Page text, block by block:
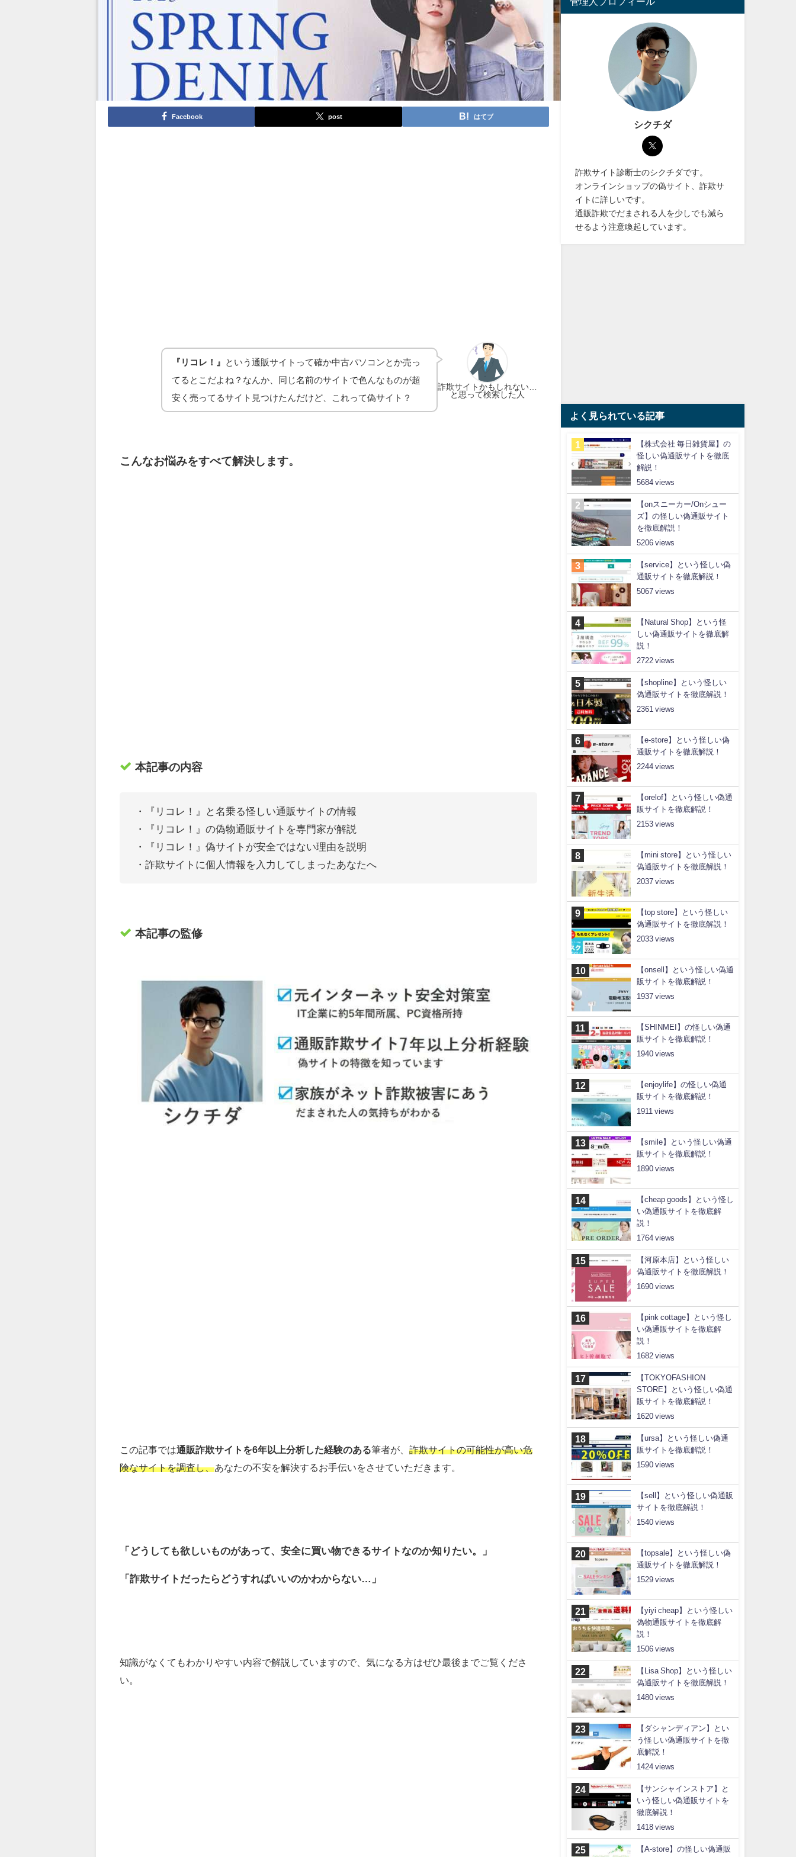
Facebook post はてブ
詐欺サイトかもしれない…
と思って検索した人
『リコレ！』
という通販サイトって確か中古パソコンとか売っ
てるとこだよね？なんか、同じ名前のサイトで色んなものが超
安く売ってるサイト見つけたんだけど、これって偽サイト？
こんなお悩みをすべて解決します。
本記事の内容
・『リコレ！』
と名乗る怪しい通販サイトの情報
・『リコレ！』の偽物通販サイトを専門家が解説
・『リコレ！』偽サイトが安全ではない理由を説明
・詐欺サイトに個人情報を入力してしまったあなたへ
本記事の監修
この記事では通販詐欺サイトを6年以上分析した経験のある筆者が、詐欺サイトの可能性が高い危
険なサイトを調査し、あなたの不安を解決するお手伝いをさせていただきます。
「どうしても欲しいものがあって、安全に買い物できるサイトなのか知りたい。」
「詐欺サイトだったらどうすればいいのかわからない…」
知識がなくてもわかりやすい内容で解説していますので、気になる方はぜひ最後までご覧くださ
い。
シクチダ
詐欺サイト診断士のシクチダです。
オンラインショップの偽サイト、詐欺サ
イトに詳しいです。
通販詐欺でだまされる人を少しでも減ら
せるよう注意喚起しています。
よく見られている記事
【株式会社 毎日雑貨屋】の
怪しい偽通販サイトを徹底
解説！
5684
【onスニーカー/Onシュー
ズ】の怪しい偽通販サイト
を徹底解説！
5206
【service】という怪しい偽
通販サイトを徹底解説！
5067
【Natural Shop】という怪
しい偽通販サイトを徹底解
説！
2722
【shopline】という怪しい
偽通販サイトを徹底解説！
2361
【e-store】という怪しい偽
通販サイトを徹底解説！
2244
【orelof】という怪しい偽通
販サイトを徹底解説！
2153
【mini store】という怪しい
偽通販サイトを徹底解説！
2037
【top store】という怪しい
偽通販サイトを徹底解説！
2033
【onsell】という怪しい偽通
販サイトを徹底解説！
1937
【SHINMEI】の怪しい偽通
販サイトを徹底解説！
1940
【enjoylife】の怪しい偽通
販サイトを徹底解説！
1911
【smile】という怪しい偽通
販サイトを徹底解説！
1890
【cheap goods】という怪し
い偽通販サイトを徹底解
説！
1764
【河原本店】という怪しい
偽通販サイトを徹底解説！
1690
【pink cottage】という怪し
い偽通販サイトを徹底解
説！
1682
【TOKYOFASHION
STORE】という怪しい偽通
販サイトを徹底解説！
1620
【ursa】という怪しい偽通
販サイトを徹底解説！
1590
【sell】という怪しい偽通販
サイトを徹底解説！
1540
【topsale】という怪しい偽
通販サイトを徹底解説！
1529
【yiyi cheap】という怪しい
偽物通販サイトを徹底解
説！
1506
【Lisa Shop】という怪しい
偽通販サイトを徹底解説！
1480
【ダシャンディアン】とい
う怪しい偽通販サイトを徹
底解説！
1424
【サンシャインストア】と
いう怪しい偽通販サイトを
徹底解説！
1418
【A-store】の怪しい偽通販